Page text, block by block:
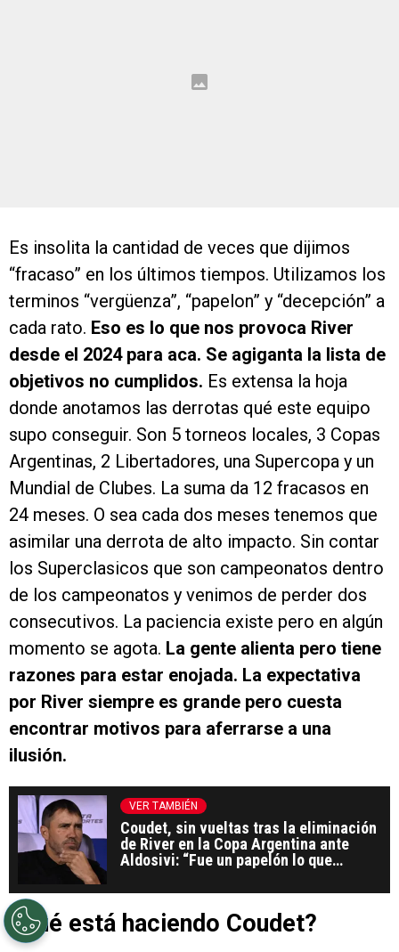
Es insolita la cantidad de veces que dijimos
“fracaso” en los últimos tiempos. Utilizamos los
terminos “vergüenza”, “papelon” y “decepción” a
cada rato. Eso es lo que nos provoca River
desde el 2024 para aca. Se agiganta la lista de
objetivos no cumplidos. Es extensa la hoja
donde anotamos las derrotas qué este equipo
supo conseguir. Son 5 torneos locales, 3 Copas
Argentinas, 2 Libertadores, una Supercopa y un
Mundial de Clubes. La suma da 12 fracasos en
24 meses. O sea cada dos meses tenemos que
asimilar una derrota de alto impacto. Sin contar
los Superclasicos que son campeonatos dentro
de los campeonatos y venimos de perder dos
consecutivos. La paciencia existe pero en algún
momento se agota. La gente alienta pero tiene
razones para estar enojada. La expectativa
por River siempre es grande pero cuesta
encontrar motivos para aferrarse a una
ilusión.
VER TAMBIÉN
Coudet, sin vueltas tras la eliminación
de River en la Copa Argentina ante
Aldosivi: “Fue un papelón lo que
¿Qué está haciendo Coudet?